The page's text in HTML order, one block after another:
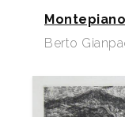
Berto